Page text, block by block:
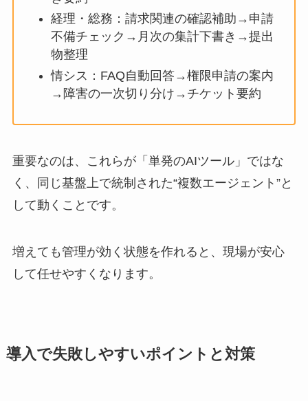
経理・総務：請求関連の確認補助→申請
不備チェック→月次の集計下書き→提出
物整理
情シス：FAQ自動回答→権限申請の案内
→障害の一次切り分け→チケット要約
重要なのは、これらが「単発のAIツール」ではな
く、同じ基盤上で統制された“複数エージェント”と
して動くことです。
増えても管理が効く状態を作れると、現場が安心
して任せやすくなります。
導入で失敗しやすいポイントと対策